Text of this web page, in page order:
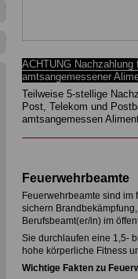
ACHTUNG
amtsangemessener
Teilweise 5-stellige
Post, Telekom und
amtsangemessen
Feuerwehrbeamte
Feuerwehrbeamte sind
sichern
Berufsbeamt(er/in) im
Sie durchlaufen eine 1,5-
hohe körperliche Fitness
Wichtige Fakten zu